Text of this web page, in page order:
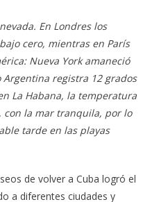
En Londres los
cero, mientras en París
Nueva York amaneció
registra 12 grados
La Habana, la temperatura
con la mar tranquila, por lo
tarde en las playas
de volver a Cuba logró el
a diferentes ciudades y